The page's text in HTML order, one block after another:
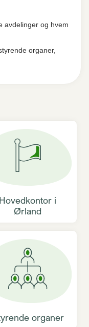
avdelinger og hvem
organer,
Hovedkontor i
Ørland
organer